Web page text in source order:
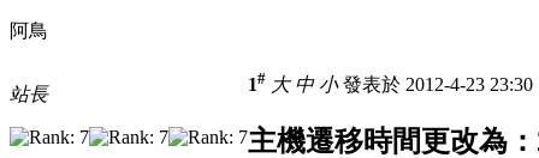
阿鳥
站長 1# 大 中 小發表於 2012-4-23
主機遷移時間更改為：